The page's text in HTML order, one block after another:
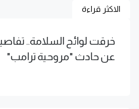
الاكثر قراءة
خرقت لوائح السلامة..
عن حادث "مروحية ترامب"